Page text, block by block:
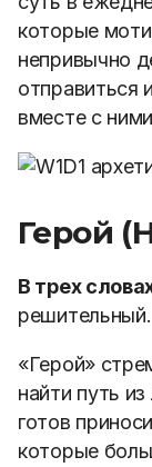
которые
непривычно
отправиться
вместе с
Герой
В трех
решительный.
«Герой»
найти путь
готов
которые